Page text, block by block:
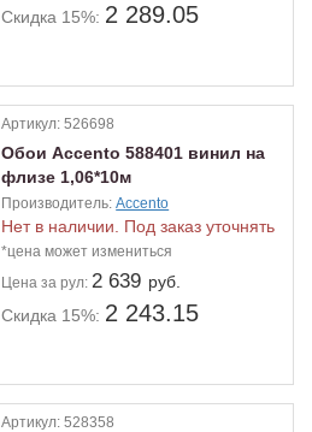
Скидка 15%: 2 289.05
Артикул:526698
Обои Accento 588401 винил на
флизе 1,06*10м
Производитель:Accento
Нет в наличии. Под заказ уточнять
*цена может измениться
Цена за рул:2 639 руб.
Скидка 15%: 2 243.15
Артикул:528358